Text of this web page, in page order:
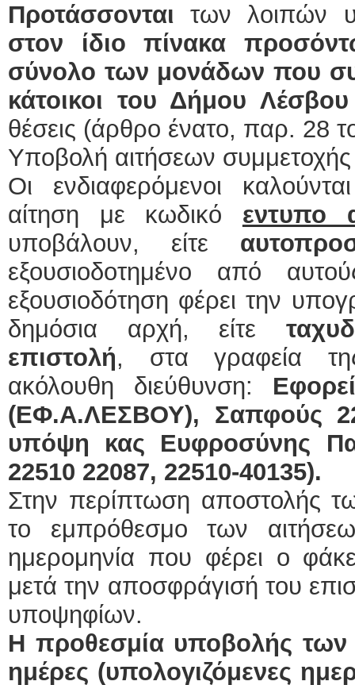
Προτάσσονταιτων λοιπών
στον ίδιο πίνακα
σύνολο των μονάδων που
κάτοικοι του Δήμου Λέσβου
θέσεις (άρθρο ένατο, παρ. 28
Υποβολή αιτήσεων συμμετοχής
Οι ενδιαφερόμενοι
αίτηση με κωδικό εντυπο
υποβάλουν, είτε
εξουσιοδοτημένο από
εξουσιοδότηση φέρει την
δημόσια αρχή, είτε
επιστολή, στα γραφεία
ακόλουθη διεύθυνση:
(ΕΦ.Α.ΛΕΣΒΟΥ), Σαπφούς
υπόψη κας Ευφροσύνης
22510 22087, 22510-40135).
Στην περίπτωση αποστολής
το εμπρόθεσμο των
ημερομηνία που φέρει ο
μετά την αποσφράγισή του
υποψηφίων.
Η προθεσμία υποβολής των
ημέρες (υπολογιζόμενες